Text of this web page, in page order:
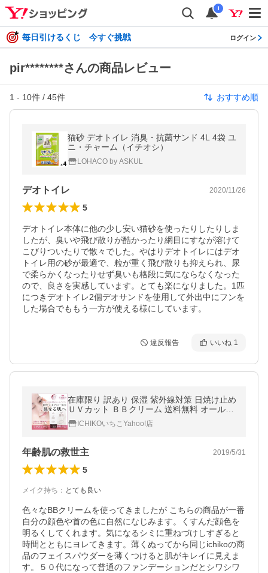
i
毎日引けるくじ 今すぐ挑戦 ログイン
pir********さんの商品レビュー
1 - 10件 / 45件 おすすめ順
猫砂 デオトイレ 消臭・抗菌サンド 4L 4袋 ユ
ニ・チャーム（イチオシ）
LOHACO by ASKUL
デオトイレ 2020/11/26
5
デオトイレ本体に他の少し安い猫砂を使ったりしたりしま
したが、臭いや飛び散りが酷かったり網目にすなが溶けて
こびりついたりで散々でした。やはりデオトイレにはデオ
トイレ用の砂が最適で、粒が重く飛び散りも抑えられ、尿
で柔らかくなったりせず臭いも格段に気にならなくなった
ので、良さを実感しています。とても楽になりました。1匹
につきデオトイレ2個デオサンドを使用して外出中にフンを
した場合でももう一方が使える様にしています。
違反報告 いいね 1
在庫限り 訳あり 保湿 紫外線対策 日焼け止め
ＵＶカット ＢＢクリーム 送料無料 オールイ
ンファンデ クリームファンデ 時短メイク 韓
国コスメ
ICHIKOいちこYahoo!店
年齢肌の救世主 2019/5/31
5
メイク持ち ： とても良い
色々なBBクリームを使ってきましたが こちらの商品が一番
自分の顔色や首の色に自然になじみます。くすんだ顔色を
明るくしてくれます。気になるシミに重ねづけしすぎると
時間とともにヨレてきます。薄くぬってから同じichikoの商
品のフェイスパウダーを薄くつけると肌がキレイに見えま
す。５０代になって普通のファンデーションだとシワシワ